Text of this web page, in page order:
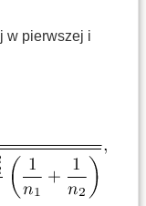
w pierwszej i